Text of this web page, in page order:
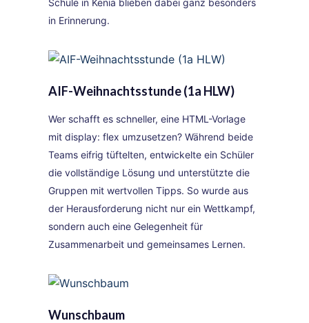
Schule in Kenia blieben dabei ganz besonders
in Erinnerung.
AIF-Weihnachtsstunde (1a HLW)
Wer schafft es schneller, eine HTML-Vorlage
mit display: flex umzusetzen? Während beide
Teams eifrig tüftelten, entwickelte ein Schüler
die vollständige Lösung und unterstützte die
Gruppen mit wertvollen Tipps. So wurde aus
der Herausforderung nicht nur ein Wettkampf,
sondern auch eine Gelegenheit für
Zusammenarbeit und gemeinsames Lernen.
Wunschbaum